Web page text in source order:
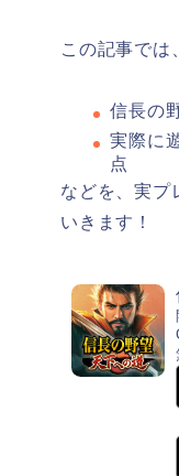
この記事では
信長の
実際に
点
などを、実プ
いきます！